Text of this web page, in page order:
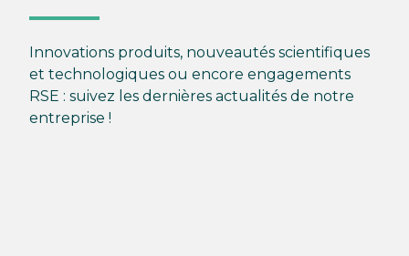
Innovations produits, nouveautés scientifiques
et technologiques ou encore engagements
RSE : suivez les dernières actualités de notre
entreprise !